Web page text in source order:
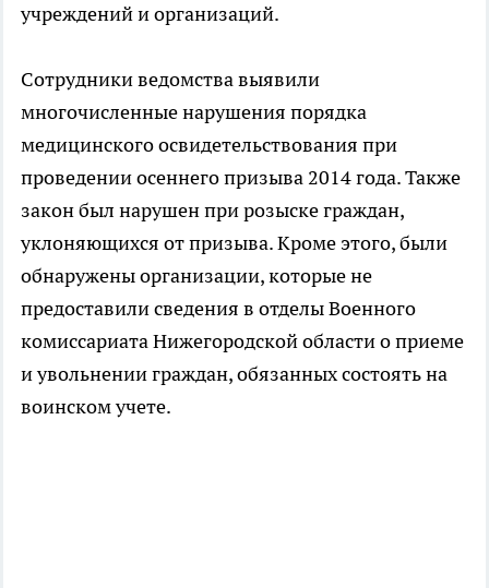
учреждений и организаций.
Сотрудники ведомства выявили
многочисленные нарушения порядка
медицинского освидетельствования при
проведении осеннего призыва 2014 года. Также
закон был нарушен при розыске граждан,
уклоняющихся от призыва. Кроме этого, были
обнаружены организации, которые не
предоставили сведения в отделы Военного
комиссариата Нижегородской области о приеме
и увольнении граждан, обязанных состоять на
вoинском учете.